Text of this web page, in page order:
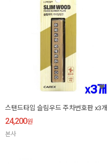
스탠드타입 슬림우드 주차번호판 x3개
24,200원
본사